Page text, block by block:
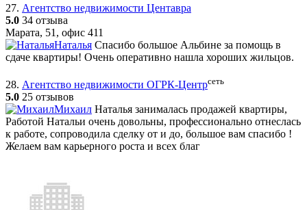
27. Агентство недвижимости Центавра
5.0 34 отзыва
Марата, 51, офис 411
Наталья Спасибо большое Альбине за помощь в
сдаче квартиры! Очень оперативно нашла хороших жильцов.
28. Агентство недвижимости ОГРК-Центрсеть
5.0 25 отзывов
Михаил Наталья занималась продажей квартиры,
Работой Натальи очень довольны, профессионально отнеслась
к работе, сопроводила сделку от и до, большое вам спасибо !
Желаем вам карьерного роста и всех благ